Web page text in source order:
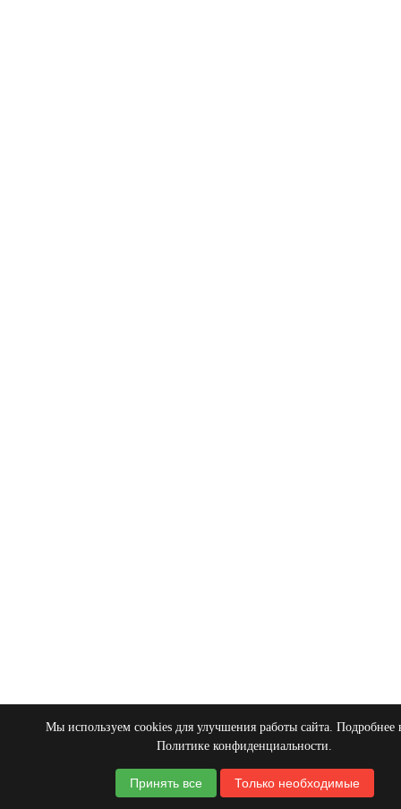
Мы используем cookies для улучшения работы сайта. Подробнее
Политике конфиденциальности.
Принять все Только необходимые